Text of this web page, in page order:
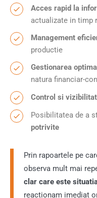
Acces rapid la
actualizate in timp
Management
productie
Gestionarea
natura financiar-
Control si
Posibilitatea de a
potrivite
Prin rapoartele pe
observa mult mai
clar care este
reactionam imediat